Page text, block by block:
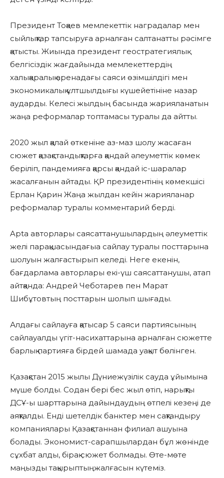
Президент Тоқаев мемлекеттік наградалар мен
сыйлықтар тапсыруға арналған салтанатты рәсімге
қатысты. Жиында президент геостратегиялық
белгісіздік жағдайында мемлекеттердің
халықаралық аренадағы саяси өзімшілдігі мен
экономикалық ұлтшылдығы күшейетініне назар
аударды. Келесі жылдың басында жарияланатын
жаңа реформалар топтамасы туралы да айтты.
2020 жыл қалай өткеніне аз-маз шолу жасаған
сюжет қазақстандықтарға қандай әлеуметтік көмек
беріліп, пандемияға қарсы қандай іс-шаралар
жасалғанын айтады. ҚР президентінің көмекшісі
Ерлан Қарин Жаңа жылдан кейін жарияланар
реформалар туралы комментарий берді.
Apta авторлары саясаттанушылардың әлеуметтік
желі парақшасындағыа сайлау туралы посттарына
шолуын жалғастырып келеді. Неге екенін,
бағдарлама авторлары екі-үш саясаттанушы, атап
айтқанда: Андрей Чеботарев пен Марат
Шибұтовтың посттарын шолып шығады.
Алдағы сайлауға қатысар 5 саяси партиясының
сайлауалды үгіт-насихаттарына арналған сюжетте
барлық партияға бірдей шамада уақыт бөлінген.
Қазақстан 2015 жылы Дүниежүзілік сауда ұйымына
мүше болды. Содан бері бес жыл өтіп, нарықты
ДСҰ-ы шарттарына дайындаудың өтпелі кезеңі де
аяқталды. Енді шетелдік банктер мен сақтандыру
компаниялары Қазақстаннан филиал ашуына
болады. Экономист-сарапшылардан бұл жөнінде
сұхбат алды, бірақ сюжет болмады. Өте-мөте
маңызды тақырыптыңжалғасын күтеміз.